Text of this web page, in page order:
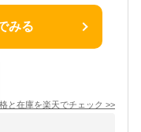
みる
と在庫を楽天でチェック >>